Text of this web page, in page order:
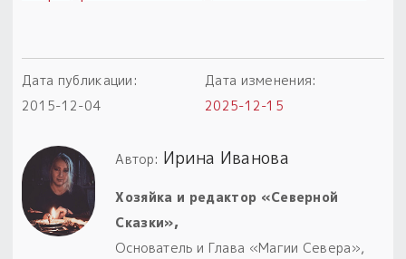
Дата публикации:
2015-12-04
Дата изменения:
2025-12-15
Автор: Ирина Иванова
Хозяйка и редактор «Северной
Сказки»,
Основатель и Глава «Магии Севера»,